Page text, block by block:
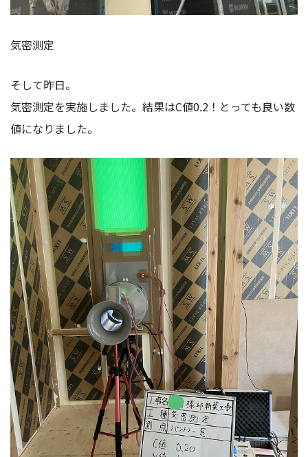
気密測定
そして昨日。
気密測定を実施しました。結果はC値0.2！とっても良い数
値になりました。